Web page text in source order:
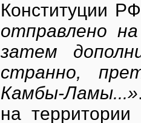
Конституции
отправлено
затем
странно,
Камбы-Ламы...»
на